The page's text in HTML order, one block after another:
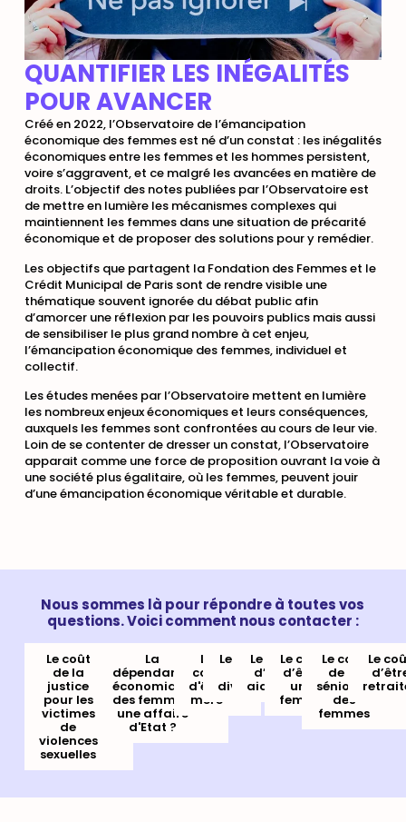
QUANTIFIER LES INÉGALITÉS
POUR AVANCER
Créé en 2022, l’Observatoire de l’émancipation
économique des femmes est né d’un constat : les inégalités
économiques entre les femmes et les hommes persistent,
voire s’aggravent, et ce malgré les avancées en matière de
droits. L’objectif des notes publiées par l’Observatoire est
de mettre en lumière les mécanismes complexes qui
maintiennent les femmes dans une situation de précarité
économique et de proposer des solutions pour y remédier.
Les objectifs que partagent la Fondation des Femmes et le
Crédit Municipal de Paris sont de rendre visible une
thématique souvent ignorée du débat public afin
d’amorcer une réflexion par les pouvoirs publics mais aussi
de sensibiliser le plus grand nombre à cet enjeu,
l’émancipation économique des femmes, individuel et
collectif.
Les études menées par l’Observatoire mettent en lumière
les nombreux enjeux économiques et leurs conséquences,
auxquels les femmes sont confrontées au cours de leur vie.
Loin de se contenter de dresser un constat, l’Observatoire
apparait comme une force de proposition ouvrant la voie à
une société plus égalitaire, où les femmes, peuvent jouir
d’une émancipation économique véritable et durable.
Nous sommes là pour répondre à toutes vos
questions. Voici comment nous contacter :
Le coût
de la
justice
pour les
victimes
de
violences
sexuelles
La
dépendance
économique
des femmes,
une affaire
d'Etat ?
Le
coût
d'être
mère
Le coût
divorce
Le coût
d’être
aidante
Le coût
d’être
une
femme
Le coût
de la
séniorité
des
femmes
Le